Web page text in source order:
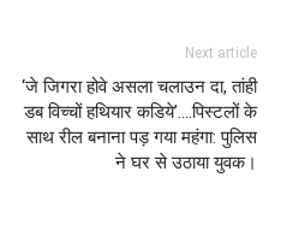
Next article
‘जे जिगरा होवे असला चलाउन दा, तांही
डब विच्चों हथियार कडिये’….पिस्टलों के
साथ रील बनाना पड़ गया महंगा: पुलिस
ने घर से उठाया युवक।